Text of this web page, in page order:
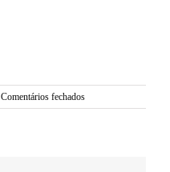
Comentários fechadosem
IMG_6743